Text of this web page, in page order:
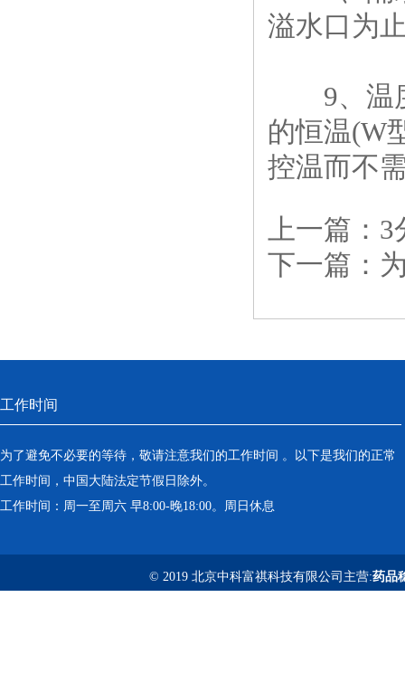
溢水口为
9、温度
的恒温(W
控温而不
上一篇： 3
下一篇：
工作时间
为了避免不必要的等待，敬请注意我们的工作时间 。以下是我们的正常
工作时间，中国大陆法定节假日除外。
工作时间：周一至周六 早8:00-晚18:00。周日休息
© 2019 北京中科富祺科技有限公司主营:药品